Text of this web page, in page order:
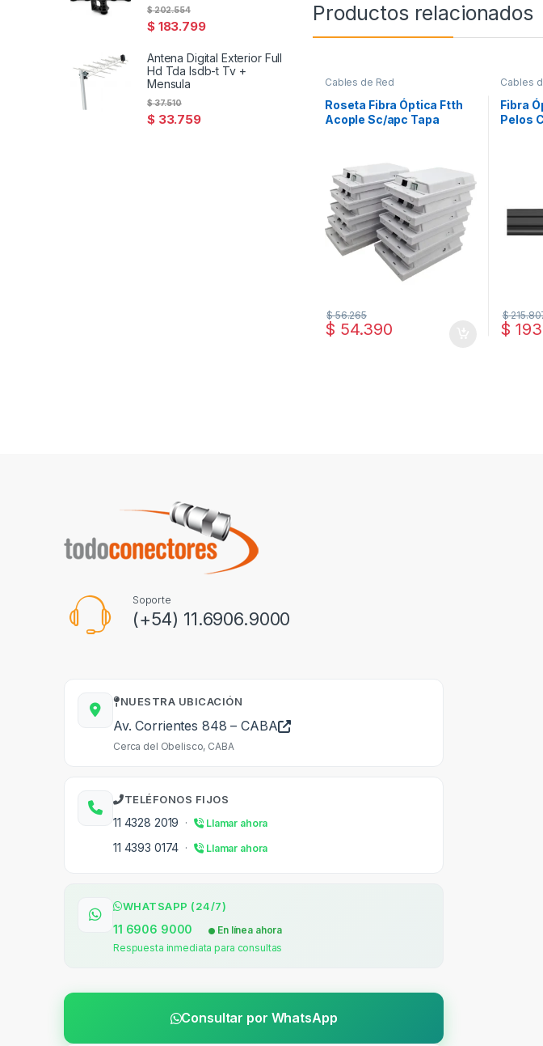
Productos relacionados
Cables de Red
Roseta Fibra Óptica Ftth
Acople Sc/apc Tapa
$ 54.390
$56.265
Cables
Fibra
Pelos
$
$
$183.799
$202.554
Antena Digital Exterior Full
Hd Tda Isdb-t Tv +
Mensula
$33.759
$37.510
Soporte
(+54) 11.6906.9000
NUESTRA UBICACIÓN
Av. Corrientes 848 – CABA
Cerca del Obelisco, CABA
TELÉFONOS FIJOS
11 4328 2019 · Llamar ahora
11 4393 0174 · Llamar ahora
WHATSAPP (24/7)
11 6906 9000
En línea ahora
Respuesta inmediata para consultas
Consultar por WhatsApp